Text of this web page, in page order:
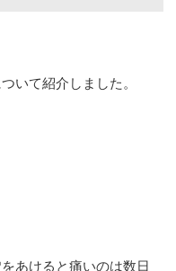
いて紹介しました。
あけると痛いのは数日